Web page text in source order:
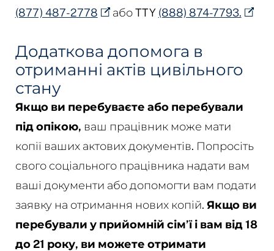
(877) 487-2778
або TTY (888) 874-7793.
Додаткова допомога в
отриманні актів цивільного
стану
Якщо ви перебуваєте або перебували
під опікою, ваш працівник може мати
копії ваших актових документів. Попросіть
свого соціального працівника надати вам
ваші документи або допомогти вам подати
заявку на отримання нових копій. Якщо ви
перебували у прийомній сім’ї і вам від 18
до 21 року, ви можете отримати